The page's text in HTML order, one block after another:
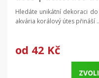
dekorace
Hledáte unikátní dekoraci
akvária korálový útes přináší
od 42 Kč